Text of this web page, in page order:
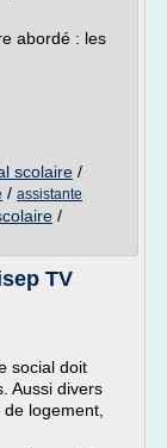
abordé : les
scolaire /
/ assistante
/
TV
social doit
Aussi divers
logement,